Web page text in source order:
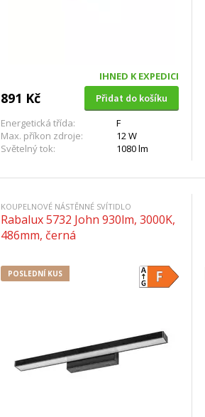
IHNED K EXPEDICI
891 Kč
Přidat do košíku
Energetická třída:
F
Max. příkon zdroje:
12 W
Světelný tok:
1080 lm
KOUPELNOVÉ NÁSTĚNNÉ SVÍTIDLO
Rabalux 5732 John 930lm, 3000K,
486mm, černá
POSLEDNÍ KUS